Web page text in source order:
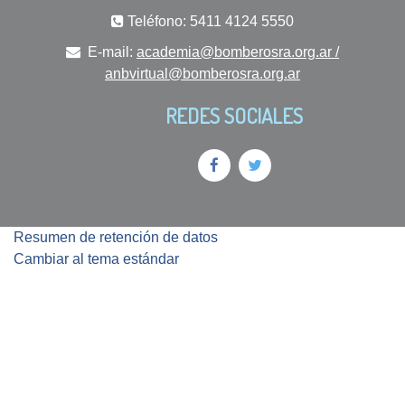
Teléfono: 5411 4124 5550
E-mail: academia@bomberosra.org.ar /
anbvirtual@bomberosra.org.ar
REDES SOCIALES
Resumen de retención de datos
Cambiar al tema estándar